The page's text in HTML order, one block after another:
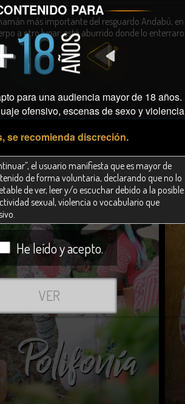
más importante del resguardo Andabú, en
a otro lugar; está aburrido donde lo
PARA
para una audiencia mayor de 18 años.
ofensivo, escenas de sexo y
se recomienda discreción.
el usuario manifiesta que es mayor de
de forma voluntaria, declarando que no lo
de ver, leer y/o escuchar debido a la posible
sexual, violencia o vocabulario que
no facilitar el acceso a esta página web a
18 años.
RTVCPlay.co no tiene la obligación legal de
ser considerado objetable u ofensivo.
no autoriza el uso de sus signos
distribución o difusión del material
(incluyendo audio, video, imágenes, texto o
derecho de autor). Cualquier infracción a los
derivados del contenido de este sitio
acciones legales y/o sanciones que
He leído y acepto.
VER
COMPARTIR